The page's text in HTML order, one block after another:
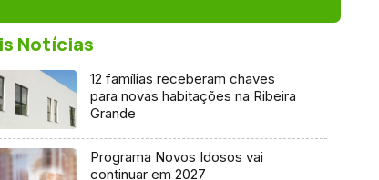
Notícias
12 famílias receberam chaves
para novas habitações na Ribeira
Grande
Programa Novos Idosos vai
continuar em 2027